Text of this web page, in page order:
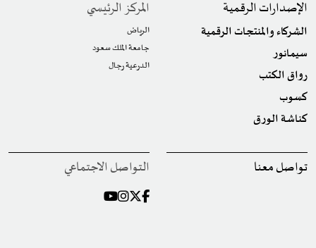
الإصدارات الرقمية
الشركاء والمنتجات الرقمية
سيمانور
رواق الكتب
كسوب
كناشة الورق
المركز الرئيسي
الرياض
جامعة الملك سعود
الدرعية رجال
تواصل معنا التواصل الاجتماعي